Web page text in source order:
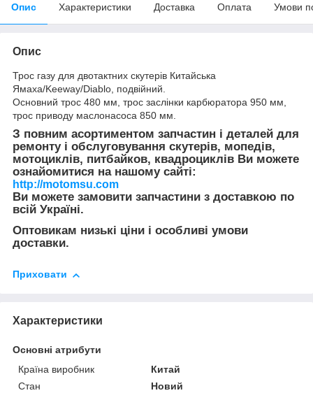
Опис Характеристики Доставка Оплата Умови
Опис
Трос газу для двотактних скутерів Китайська
Ямаха/Keeway/Diablo, подвійний.
Основний трос 480 мм, трос заслінки карбюратора 950 мм,
трос приводу маслонасоса 850 мм.
З повним асортиментом запчастин і деталей для
ремонту і обслуговування скутерів, мопедів,
мотоциклів, питбайков, квадроциклів Ви можете
ознайомитися на нашому сайті:
http://motomsu.com
Ви можете замовити запчастини з доставкою по
всій Україні.
Оптовикам низькі ціни і особливі умови
доставки.
Приховати
Характеристики
Основні атрибути
Країна виробник
Китай
Стан
Новий